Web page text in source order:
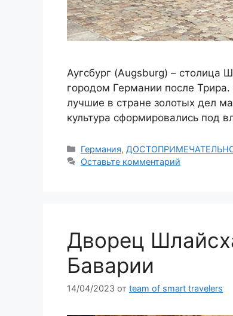
Аугсбург (Augsburg) – столица
городом Германии после
лучшие в стране золотых дел
культура сформировались под
Рубрики
Германия,
Оставьте комментарий
Дворец
Баварии
14/04/2023 от team of smart travelers